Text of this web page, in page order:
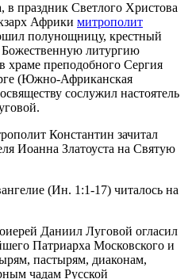
в праздник Светлого Христова
Африки митрополит
полунощницу, крестный
литургию
храме преподобного Сергия
(Южно-Африканская
сослужил настоятель
Константин зачитал
Иоанна Златоуста на Святую
(Ин. 1:1-17) читалось на
Даниил Луговой огласил
Патриарха Московского и
пастырям, диаконам,
чадам Русской